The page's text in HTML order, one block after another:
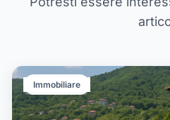
Immobiliare